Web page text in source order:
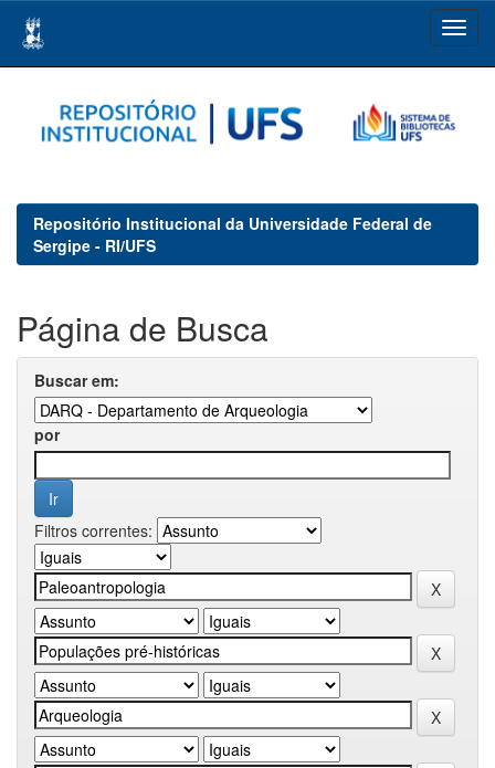
navigation
Repositório Institucional da Universidade Federal de
Sergipe - RI/UFS
Página de Busca
Buscar em:
por
Filtros correntes: